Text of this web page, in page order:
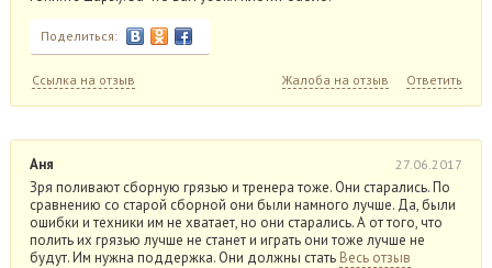
Поделиться:
Ссылка на отзыв Жалоба на отзыв Ответить
Аня 27.06.2017
Зря поливают сборную грязью и тренера тоже. Они старались. По
сравнению со старой сборной они были намного лучше. Да, были
ошибки и техники им не хватает, но они старались. А от того, что
полить их грязью лучше не станет и играть они тоже лучше не
будут. Им нужна поддержка. Они должны стать Весь отзыв